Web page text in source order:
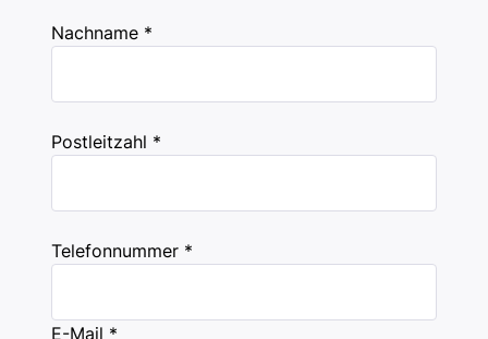
Nachname *
Postleitzahl *
Telefonnummer *
E-Mail *